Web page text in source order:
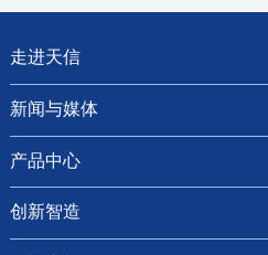
走进天信
新闻与媒体
产品中心
创新智造